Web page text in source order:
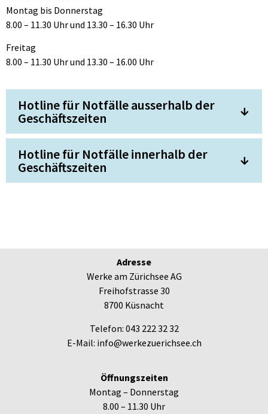
Montag bis Donnerstag
8.00 – 11.30 Uhr und 13.30 – 16.30 Uhr
Freitag
8.00 – 11.30 Uhr und 13.30 – 16.00 Uhr
Hotline für Notfälle ausserhalb der
Geschäftszeiten
Hotline für Notfälle innerhalb der
Geschäftszeiten
Adresse
Werke am Zürichsee AG
Freihofstrasse 30
8700 Küsnacht
Telefon: 043 222 32 32
E-Mail: info@werkezuerichsee.ch
Öffnungszeiten
Montag – Donnerstag
8.00 – 11.30 Uhr